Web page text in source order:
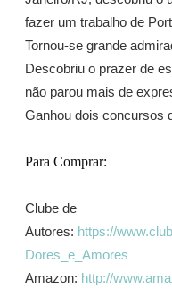
fazer um trabalho de
Tornou-se grande
Descobriu o prazer de
não parou mais de
Ganhou dois concursos
Para Comprar:
Clube de
Autores: https://
Dores_e_Amores
Amazon: http://